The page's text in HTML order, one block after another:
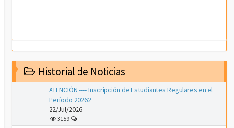
Historial de Noticias
ATENCIÓN ---- Inscripción de Estudiantes Regulares en el
Período 20262
22/Jul/2026
3159